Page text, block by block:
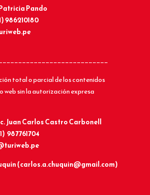
Pando
986210180
total o parcial de los contenidos
web sin la autorización expresa
Juan Carlos Castro Carbonell
987761704
(carlos.a.chuquin@gmail.com)